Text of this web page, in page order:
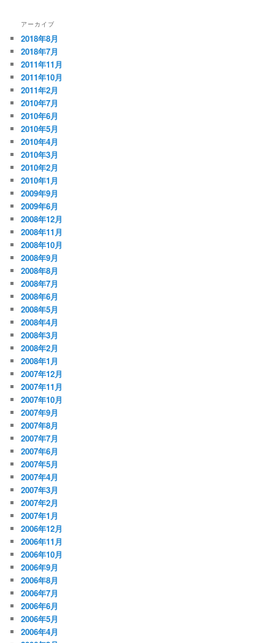
アーカイブ
2018年8月
2018年7月
2011年11月
2011年10月
2011年2月
2010年7月
2010年6月
2010年5月
2010年4月
2010年3月
2010年2月
2010年1月
2009年9月
2009年6月
2008年12月
2008年11月
2008年10月
2008年9月
2008年8月
2008年7月
2008年6月
2008年5月
2008年4月
2008年3月
2008年2月
2008年1月
2007年12月
2007年11月
2007年10月
2007年9月
2007年8月
2007年7月
2007年6月
2007年5月
2007年4月
2007年3月
2007年2月
2007年1月
2006年12月
2006年11月
2006年10月
2006年9月
2006年8月
2006年7月
2006年6月
2006年5月
2006年4月